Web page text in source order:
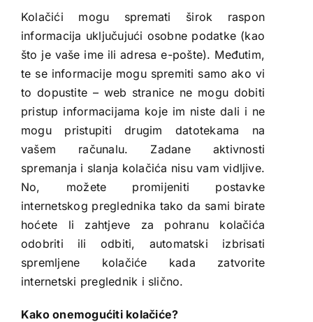
Kolačići mogu spremati širok raspon
informacija uključujući osobne podatke (kao
što je vaše ime ili adresa e-pošte). Međutim,
te se informacije mogu spremiti samo ako vi
to dopustite – web stranice ne mogu dobiti
pristup informacijama koje im niste dali i ne
mogu pristupiti drugim datotekama na
vašem računalu. Zadane aktivnosti
spremanja i slanja kolačića nisu vam vidljive.
No, možete promijeniti postavke
internetskog preglednika tako da sami birate
hoćete li zahtjeve za pohranu kolačića
odobriti ili odbiti, automatski izbrisati
spremljene kolačiće kada zatvorite
internetski preglednik i slično.
Kako onemogućiti kolačiće?